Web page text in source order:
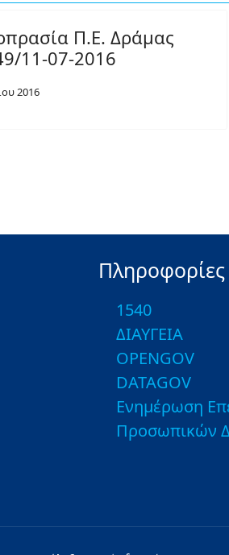
Π.Ε. Δράμας
11-07-2016
2016
Πληροφορίες
1540
ΔΙΑΥΓΕΙΑ
OPENGOV
DATAGOV
Ενημέρωση
Προσωπικών